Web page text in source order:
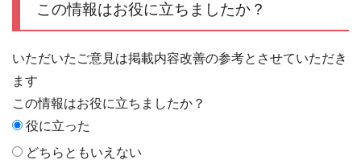
この情報はお役に立ちましたか？
いただいたご意見は掲載内容改善の参考とさせていただき
ます
この情報はお役に立ちましたか？
役に立った
どちらともいえない